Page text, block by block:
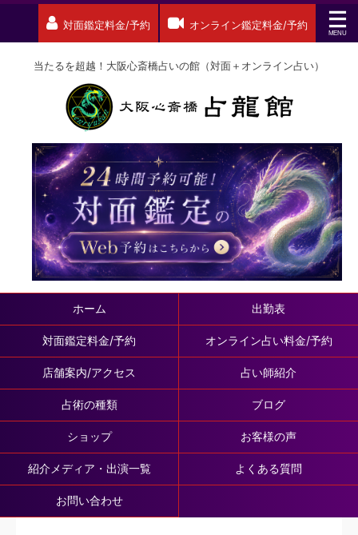
対面鑑定料金/予約 オンライン鑑定料金/予約
当たるを超越！大阪心斎橋占いの館（対面＋オンライン占い）
ホーム 出勤表
対面鑑定料金/予約 オンライン占い料金/予約
店舗案内/アクセス 占い師紹介
占術の種類 ブログ
ショップ お客様の声
紹介メディア・出演一覧 よくある質問
お問い合わせ